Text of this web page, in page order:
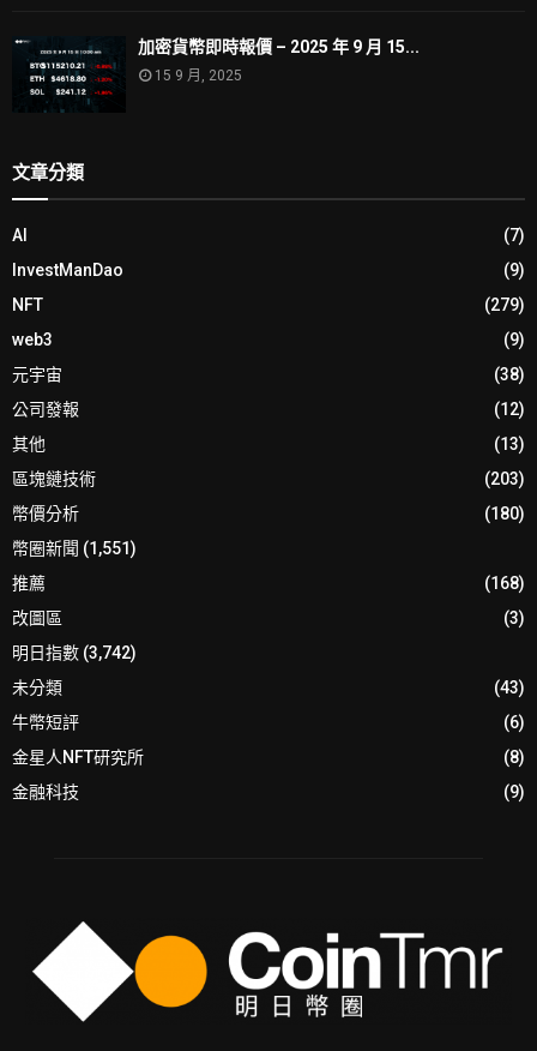
加密貨幣即時報價 – 2025 年 9 月 15...
15 9 月, 2025
文章分類
AI
(7)
InvestManDao
(9)
NFT
(279)
web3
(9)
元宇宙
(38)
公司發報
(12)
其他
(13)
區塊鏈技術
(203)
幣價分析
(180)
幣圈新聞 (1,551)
推薦
(168)
改圖區
(3)
明日指數 (3,742)
未分類
(43)
牛幣短評
(6)
金星人NFT研究所
(8)
金融科技
(9)